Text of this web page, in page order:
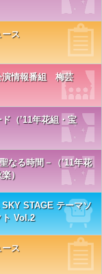
ス
演情報番組 梅芸
（’11年花組・宝
なる時間－（’11年花
）
STAGE テーマソ
ト Vol.2
ス